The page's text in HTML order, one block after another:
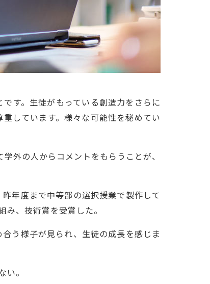
す。生徒がもっている創造力をさらに
しています。様々な可能性を秘めてい
外の人からコメントをもらうことが、
年度まで中等部の選択授業で製作して
、技術賞を受賞した。
う様子が見られ、生徒の成長を感じま
。